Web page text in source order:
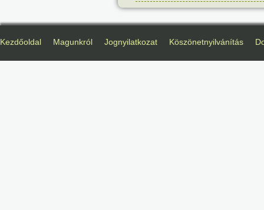
Kezdőoldal Magunkról Jognyilatkozat Köszönetnyilvánítás